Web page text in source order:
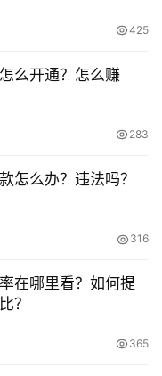
运作方式了。店铺
大牌款，而且陈本价
气。做个聚划算活动
关键在于不要压太多
团队、运营、产品都
。
家在开店的时候，
合店铺所卖的商品，
淘宝开店中必经之路，
方法?
425
么开通？怎么赚
283
怎么办？违法吗？
316
在哪里看？如何提
？
365